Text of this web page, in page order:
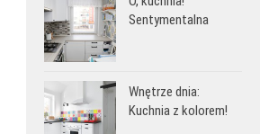
Sentymentalna
Wnętrze dnia:
Kuchnia z kolorem!